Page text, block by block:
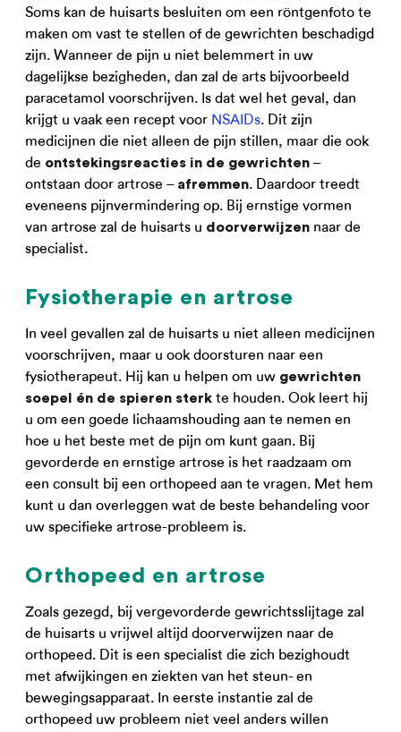
Soms kan de huisarts besluiten om een röntgenfoto te
maken om vast te stellen of de gewrichten beschadigd
zijn. Wanneer de pijn u niet belemmert in uw
dagelijkse bezigheden, dan zal de arts bijvoorbeeld
paracetamol voorschrijven. Is dat wel het geval, dan
krijgt u vaak een recept voor NSAIDs. Dit zijn
medicijnen die niet alleen de pijn stillen, maar die ook
de ontstekingsreacties in de gewrichten –
ontstaan door artrose – afremmen. Daardoor treedt
eveneens pijnvermindering op. Bij ernstige vormen
van artrose zal de huisarts u doorverwijzen naar de
specialist.
Fysiotherapie en artrose
In veel gevallen zal de huisarts u niet alleen medicijnen
voorschrijven, maar u ook doorsturen naar een
fysiotherapeut. Hij kan u helpen om uw gewrichten
soepel én de spieren sterk te houden. Ook leert hij
u om een goede lichaamshouding aan te nemen en
hoe u het beste met de pijn om kunt gaan. Bij
gevorderde en ernstige artrose is het raadzaam om
een consult bij een orthopeed aan te vragen. Met hem
kunt u dan overleggen wat de beste behandeling voor
uw specifieke artrose-probleem is.
Orthopeed en artrose
Zoals gezegd, bij vergevorderde gewrichtsslijtage zal
de huisarts u vrijwel altijd doorverwijzen naar de
orthopeed. Dit is een specialist die zich bezighoudt
met afwijkingen en ziekten van het steun- en
bewegingsapparaat. In eerste instantie zal de
orthopeed uw probleem niet veel anders willen